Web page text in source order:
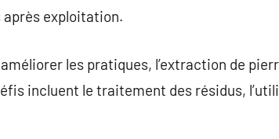
exploitation.
les pratiques, l’extraction de
incluent le traitement des résidus,